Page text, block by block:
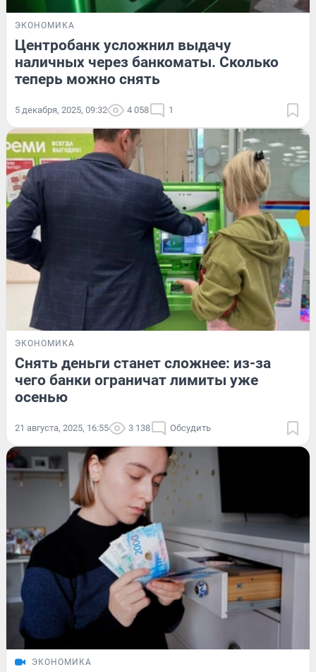
ЭКОНОМИКА
Центробанк усложнил выдачу
наличных через банкоматы. Сколько
теперь можно снять
5 декабря, 2025, 09:32 4 058 1
ЭКОНОМИКА
Снять деньги станет сложнее: из-за
чего банки ограничат лимиты уже
осенью
21 августа, 2025, 16:55 3 138 Обсудить
ЭКОНОМИКА